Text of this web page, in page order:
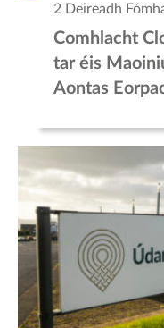
2 Deireadh
Comhlacht
tar éis
Aontas